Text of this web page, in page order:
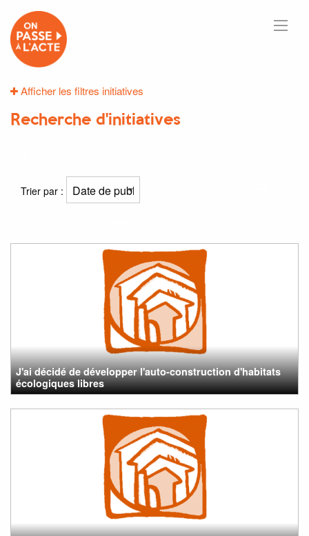
Afficher les filtres initiatives
Recherche d'initiatives
Trier par :
J'ai décidé de développer l'auto-construction d'habitats
écologiques libres